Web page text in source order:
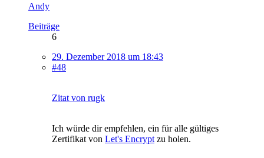
Andy
Beiträge
6
29. Dezember 2018 um 18:43
#48
Zitat von rugk
Ich würde dir empfehlen, ein für alle gültiges
Zertifikat von Let's Encrypt zu holen.